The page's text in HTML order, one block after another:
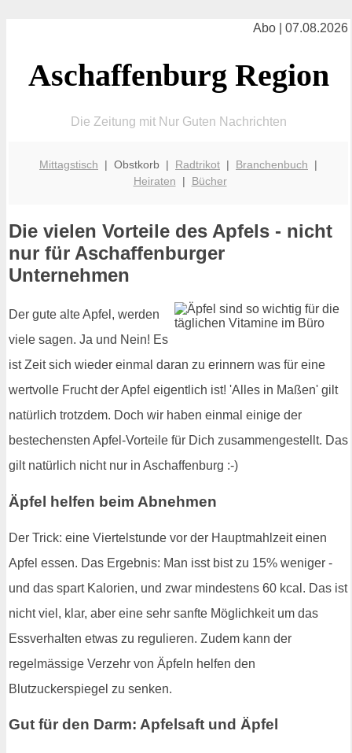
Abo | 07.08.2026
Aschaffenburg Region
Die Zeitung mit Nur Guten Nachrichten
Mittagstisch | Obstkorb | Radtrikot | Branchenbuch |
Heiraten | Bücher
Die vielen Vorteile des Apfels - nicht
nur für Aschaffenburger
Unternehmen
Der gute alte Apfel, werden
viele sagen. Ja und Nein! Es
ist Zeit sich wieder einmal daran zu erinnern was für eine
wertvolle Frucht der Apfel eigentlich ist! 'Alles in Maßen' gilt
natürlich trotzdem. Doch wir haben einmal einige der
bestechensten Apfel-Vorteile für Dich zusammengestellt. Das
gilt natürlich nicht nur in Aschaffenburg :-)
Äpfel helfen beim Abnehmen
Der Trick: eine Viertelstunde vor der Hauptmahlzeit einen
Apfel essen. Das Ergebnis: Man isst bist zu 15% weniger -
und das spart Kalorien, und zwar mindestens 60 kcal. Das ist
nicht viel, klar, aber eine sehr sanfte Möglichkeit um das
Essverhalten etwas zu regulieren. Zudem kann der
regelmässige Verzehr von Äpfeln helfen den
Blutzuckerspiegel zu senken.
Gut für den Darm: Apfelsaft und Äpfel